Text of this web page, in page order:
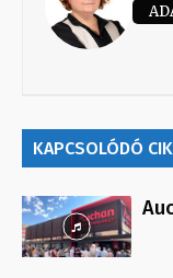
KAPCSOLÓDÓ